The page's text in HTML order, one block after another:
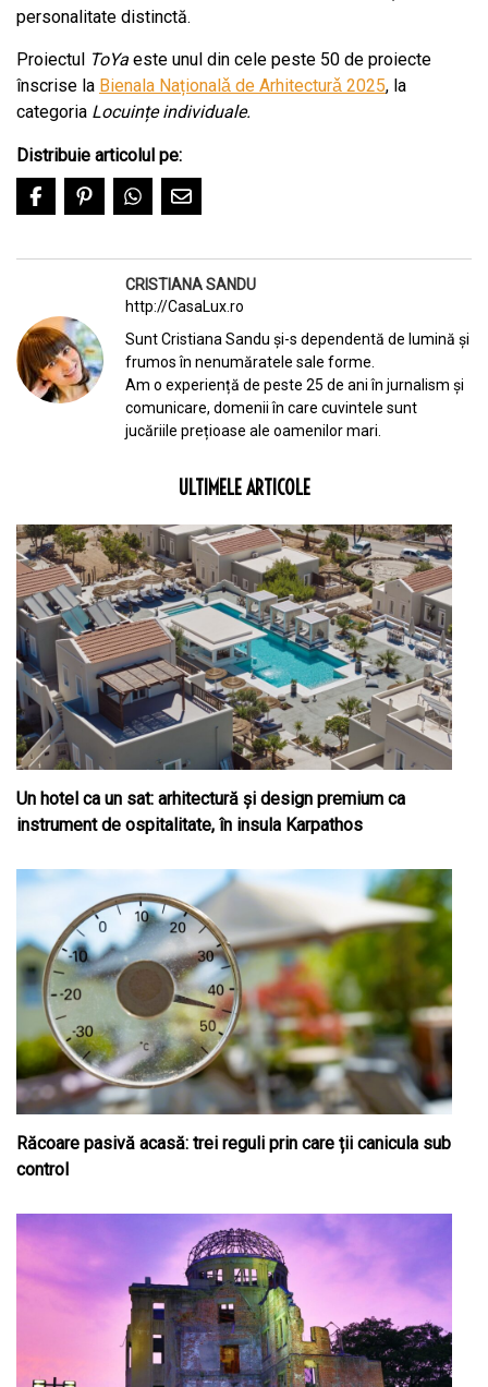
personalitate distinctă.
Proiectul ToYa este unul din cele peste 50 de proiecte
înscrise la Bienala Naționalǎ de Arhitecturǎ 2025, la
categoria Locuințe individuale.
Distribuie articolul pe:
CRISTIANA SANDU
http://CasaLux.ro
Sunt Cristiana Sandu și-s dependentă de lumină și
frumos în nenumăratele sale forme.
Am o experiență de peste 25 de ani în jurnalism și
comunicare, domenii în care cuvintele sunt
jucăriile prețioase ale oamenilor mari.
ULTIMELE ARTICOLE
Un hotel ca un sat: arhitectură și design premium ca
instrument de ospitalitate, în insula Karpathos
Răcoare pasivă acasă: trei reguli prin care ții canicula sub
control